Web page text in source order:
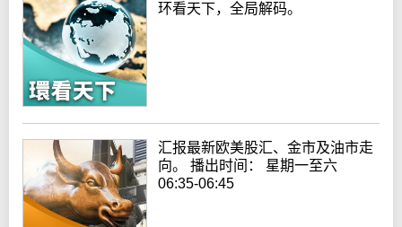
环看天下，全局解码。
汇报最新欧美股汇、金市及油市走
向。 播出时间： 星期一至六
06:35-06:45